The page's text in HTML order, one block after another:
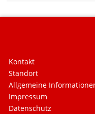
Kontakt
Standort
Allgemeine
Impressum
Datenschutz